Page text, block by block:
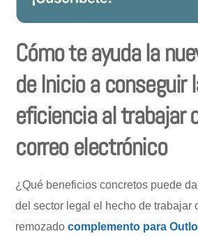
Cómo te ayuda la
de Inicio a conseguir
eficiencia al trabajar
correo electrónico
¿Qué beneficios concretos puede
del sector legal el hecho de trabajar
remozadocomplemento para